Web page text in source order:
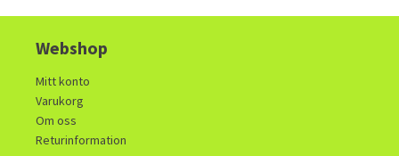
Webshop
Mitt konto
Varukorg
Om oss
Returinformation